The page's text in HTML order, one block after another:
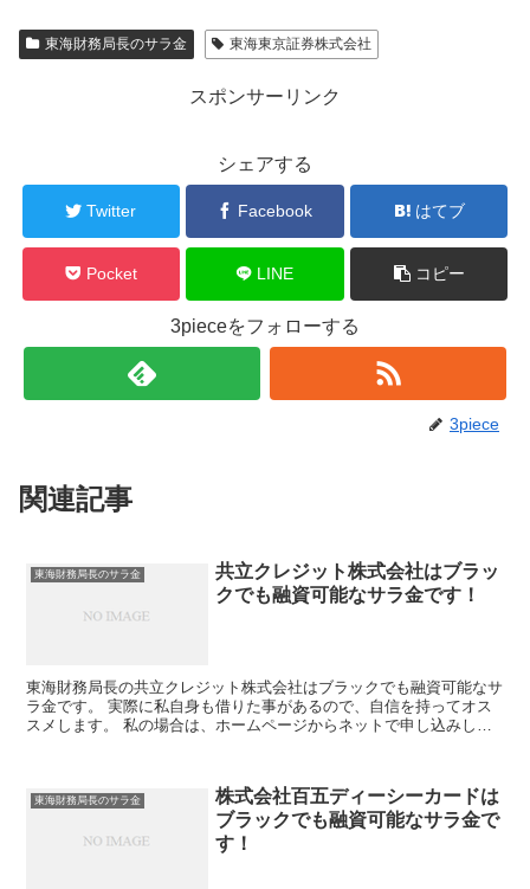
東海財務局長のサラ金 東海東京証券株式会社
スポンサーリンク
シェアする
Twitter Facebook はてブ
Pocket LINE コピー
3pieceをフォローする
3piece
関連記事
東海財務局長のサラ金
共立クレジット株式会社はブラッ
クでも融資可能なサラ金です！
東海財務局長の共立クレジット株式会社はブラックでも融資可能なサ
ラ金です。 実際に私自身も借りた事があるので、自信を持ってオス
スメします。 私の場合は、ホームページからネットで申し込みした
東海財務局長のサラ金
株式会社百五ディーシーカードは
ブラックでも融資可能なサラ金で
す！